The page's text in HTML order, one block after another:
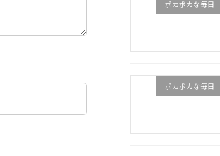
ポカポカな毎日
ポカポカな毎日